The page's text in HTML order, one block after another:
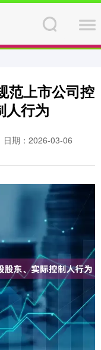
范上市公司控
人行为
日期：2026-03-06